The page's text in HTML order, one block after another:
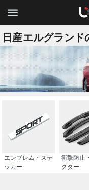
日産エルグランド
エンブレム・ステ
ッカー
衝撃防止
クター